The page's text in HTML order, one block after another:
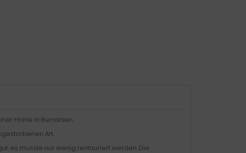
Höhle in Rumänien.
Art.
es musste nur wenig restauriert werden. Die